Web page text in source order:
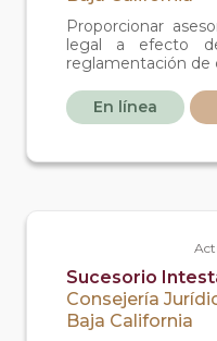
Proporcionar
legal a efecto
reglamentación de
En línea
Sucesorio
Consejería
Baja California